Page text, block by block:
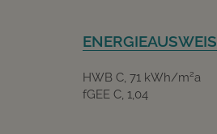
ENERGIEAUSWEIS
HWB C, 71 kWh/m2a
fGEE C, 1,04